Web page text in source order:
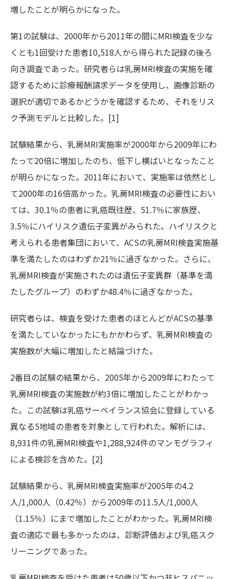
増したことが明らかになった。
第1の試験は、2000年から2011年の間にMRI検査を少な
くとも1回受けた患者10,518人から得られた記録の後ろ
向き調査であった。研究者らは乳房MRI検査の実施を確
認するために診療報酬請求データを使用し、画像診断の
選択が適切であるかどうかを確認するため、それをリス
ク予測モデルと比較した。[1]
試験結果から、乳房MRI実施率が2000年から2009年にわ
たって20倍に増加したのち、低下し横ばいとなったこと
が明らかになった。2011年において、実施率は依然とし
て2000年の16倍高かった。乳房MRI検査の必要性におい
ては、30.1％の患者に乳癌既往歴、51.7％に家族歴、
3.5％にハイリスク遺伝子変異がみられた。ハイリスクと
考えられる患者集団において、ACSの乳房MRI検査実施基
準を満たしたのはわずか21％に過ぎなかった。さらに、
乳房MRI検査が実施されたのは遺伝子変異群（基準を満
たしたグループ）のわずか48.4％に過ぎなかった。
研究者らは、検査を受けた患者のほとんどがACSの基準
を満たしていなかったにもかかわらず、乳房MRI検査の
実施数が大幅に増加したと結論づけた。
2番目の試験の結果から、2005年から2009年にわたって
乳房MRI検査の実施数が約3倍に増加したことがわかっ
た。この試験は乳癌サーベイランス協会に登録している
異なる5地域の患者を対象として行われた。解析には、
8,931件の乳房MRI検査や1,288,924件のマンモグラフィ
による検診を含めた。[2]
試験結果から、乳房MRI検査実施率が2005年の4.2
人/1,000人（0.42％）から2009年の11.5人/1,000人
（1.15％）にまで増加したことがわかった。乳房MRI検
査の適応で最も多かったのは、診断評価および乳癌スク
リーニングであった。